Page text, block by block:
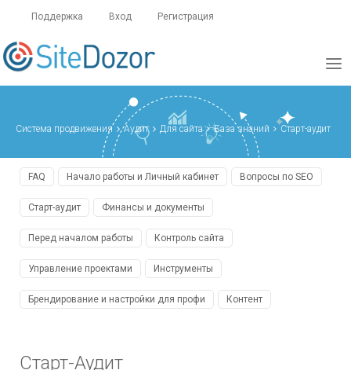
Поддержка Вход Регистрация
Система продвижения Аудит Для сайта База знаний Старт-аудит
FAQ Начало работы и Личный кабинет Вопросы по SEO
Старт-аудит Финансы и документы
Перед началом работы Контроль сайта
Управление проектами Инструменты
Брендирование и настройки для профи Контент
Старт-Аудит